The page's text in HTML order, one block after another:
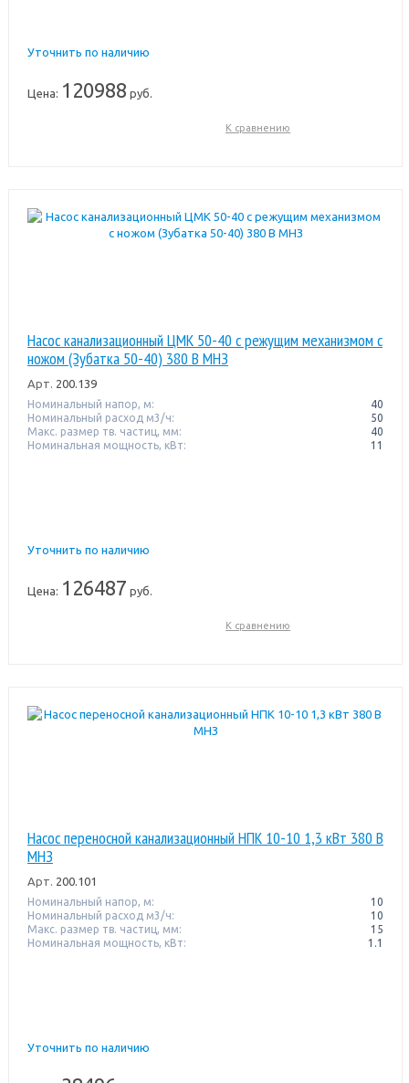
Уточнить по наличию
Цена: 120988 руб.
К сравнению
Насос канализационный ЦМК 50-40 с режущим механизмом с
ножом (Зубатка 50-40) 380 В МНЗ
Арт. 200.139
Номинальный напор, м:
40
Номинальный расход м3/ч:
50
Макс. размер тв. частиц, мм:
40
Номинальная мощность, кВт:
11
Уточнить по наличию
Цена: 126487 руб.
К сравнению
Насос переносной канализационный НПК 10-10 1,3 кВт 380 В
МНЗ
Арт. 200.101
Номинальный напор, м:
10
Номинальный расход м3/ч:
10
Макс. размер тв. частиц, мм:
15
Номинальная мощность, кВт:
1.1
Уточнить по наличию